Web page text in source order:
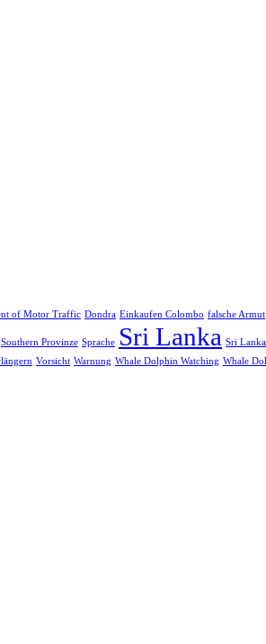
of Motor Traffic Dondra Einkaufen Colombo falsche Armut
Southern Provinze Sprache Sri Lanka Sri
Vorsicht Warnung Whale Dolphin Watching Whale